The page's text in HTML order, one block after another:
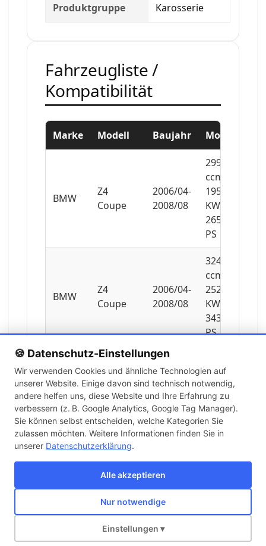
🍪 Datenschutz-Einstellungen
Wir verwenden Cookies und ähnliche Technologien auf
unserer Website. Einige davon sind technisch notwendig,
andere helfen uns, diese Website und Ihre Erfahrung zu
verbessern (z. B. Google Analytics, Google Tag Manager).
Sie können selbst entscheiden, welche Kategorien Sie
zulassen möchten. Weitere Informationen finden Sie in
unserer Datenschutzerklärung.
Alle akzeptieren
Nur notwendige
Einstellungen ▾
Produktgruppe Karosserie
Fahrzeugliste /
Kompatibilität
Marke Modell Baujahr Motor
BMW
Z4
Coupe
2006/04-
2008/08
2996
ccm,
195
KW,
265
PS
BMW
Z4
Coupe
2006/04-
2008/08
3246
ccm,
252
KW,
343
PS
BMW
Z4
Roadster
2005/03-
2009/02
ccm,
110
KW,
150
PS
BMW
Roadster
2005/10
170
Über unsKontaktVersandImpressumAGBWiderruf
Copyright © 2026 KFZ-STORE v2.0